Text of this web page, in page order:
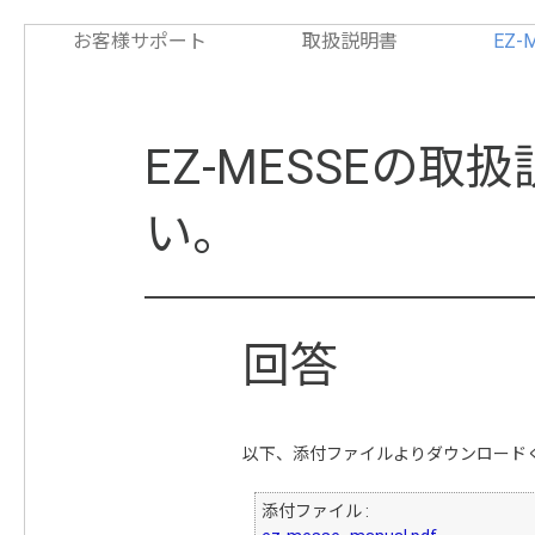
お客様サポート 取扱説明書 EZ-
EZ-MESSEの取
い。
以下、添付ファイルよりダウンロード
添付ファイル :